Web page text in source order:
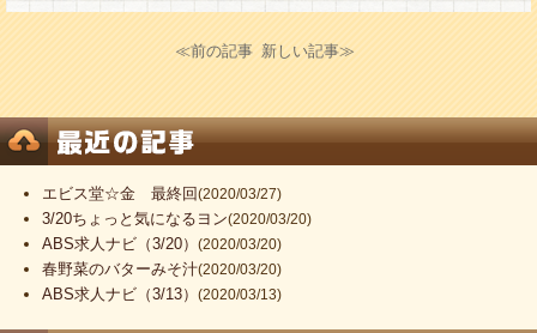
≪前の記事 新しい記事≫
エビス堂☆金 最終回(2020/03/27)
3/20ちょっと気になるヨン(2020/03/20)
ABS求人ナビ（3/20）(2020/03/20)
春野菜のバターみそ汁(2020/03/20)
ABS求人ナビ（3/13）(2020/03/13)